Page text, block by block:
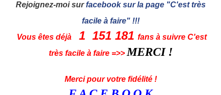
Rejoignez-moi surfacebook sur la page "C'est très
facile à faire" !!!
Vous êtes déjà
1 151 181 fans à suivre C'est
très facile à faire =>> MERCI !
Merci pour votre fidélité !